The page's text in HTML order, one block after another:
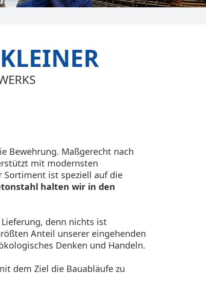
Bewehrung. Maßgerecht nach
mit modernsten
Sortiment ist speziell auf die
halten wir in den
denn nichts ist
Anteil unserer eingehenden
Denken und Handeln.
dem Ziel die Bauabläufe zu